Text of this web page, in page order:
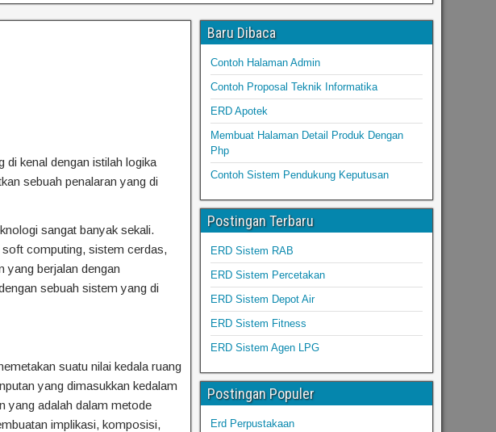
di kenal dengan istilah logika
sebuah penalaran yang di
sangat banyak sekali.
computing, sistem cerdas,
yang berjalan dengan
sebuah sistem yang di
suatu nilai kedala ruang
yang dimasukkan kedalam
yang adalah dalam metode
implikasi, komposisi,
Baru Dibaca
Contoh Halaman Admin
Contoh Proposal Teknik Informatika
ERD Apotek
Membuat Halaman Detail Produk Dengan
Php
Contoh Sistem Pendukung Keputusan
Postingan Terbaru
ERD Sistem RAB
ERD Sistem Percetakan
ERD Sistem Depot Air
ERD Sistem Fitness
ERD Sistem Agen LPG
Postingan Populer
Erd Perpustakaan